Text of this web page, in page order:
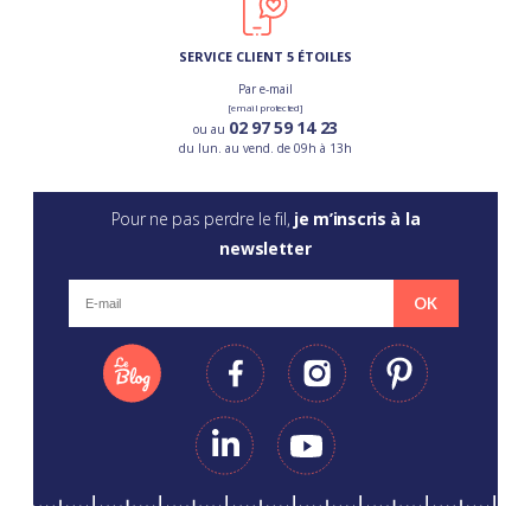
SERVICE CLIENT 5 ÉTOILES
Par e-mail
[email protected]
ou au 02 97 59 14 23
du lun. au vend. de 09h à 13h
Pour ne pas perdre le fil, je m’inscris à la
newsletter
OK